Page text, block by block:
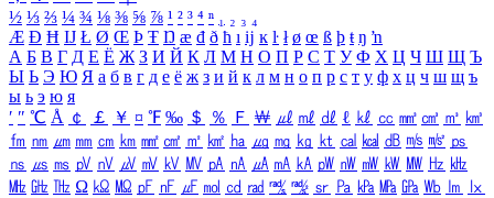
½ ⅓ ⅔ ¼ ¾ ⅛ ⅜ ⅝ ⅞ ¹ ² ³ ⁴ ⁿ ₁ ₂ ₃ ₄
Æ Ð Ħ Ĳ Ł Ø Œ Þ Ŧ Ŋ æ đ ð ħ ı ĳ ĸ ŀ ł ø œ ß þ ŧ ŋ ŉ
А Б В Г Д Е Ё Ж З И Й К Л М Н О П Р С Т У Ф Х Ц Ч Ш Щ Ъ
Ы Ь Э Ю Я а б в г д е ё ж з и й к л м н о п р с т у ф х ц ч ш щ ъ
ы ь э ю я
′ ″ ℃ Å ￠ ￡ ￥ ¤ ℉ ‰ ＄ ％ Ｆ ￦ ㎕ ㎖ ㎗ ℓ ㎘ ㏄ ㎣ ㎤ ㎥ ㎦
㎙ ㎚ ㎛ ㎜ ㎝ ㎞ ㎟ ㎠ ㎡ ㎢ ㏊ ㎍ ㎎ ㎏ ㏏ ㎈ ㎉ ㏈ ㎧ ㎨ ㎰
㎱ ㎲ ㎳ ㎴ ㎵ ㎶ ㎷ ㎸ ㎹ ㎀ ㎁ ㎂ ㎃ ㎄ ㎺ ㎻ ㎽ ㎾ ㎿ ㎐ ㎑
㎒ ㎓ ㎔ Ω ㏀ ㏁ ㎊ ㎋ ㎌ ㏖ ㏅ ㎭ ㎮ ㎯ ㏛ ㎩ ㎪ ㎫ ㎬ ㏝ ㏐
㏓